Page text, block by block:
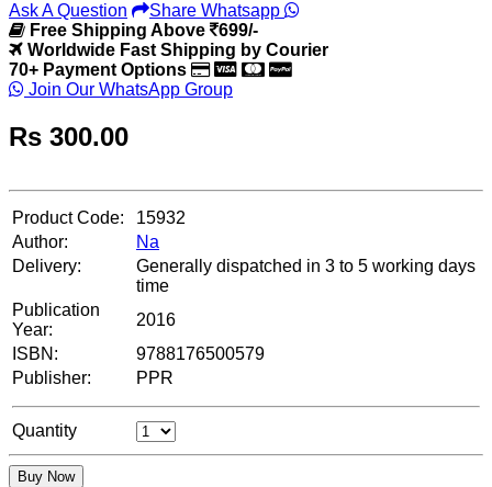
Ask A Question
Share Whatsapp
Free Shipping Above
699/-
Worldwide Fast Shipping by Courier
70+ Payment Options
Join Our WhatsApp Group
Rs 300.00
Product Code:
15932
Author:
Na
Delivery:
Generally dispatched in 3 to 5 working days
time
Publication
Year:
2016
ISBN:
9788176500579
Publisher:
PPR
Quantity
Buy Now